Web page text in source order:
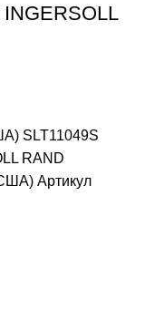
INGERSOLL
SLT11049S
RAND
Артикул